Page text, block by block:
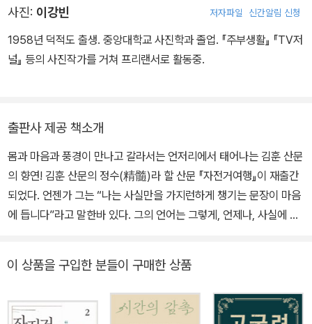
상, 가톨릭문학상 등을 수상했다.
사진: 이강빈 저자파일 신간알림 신청
1958년 덕적도 출생. 중앙대학교 사진학과 졸업. 『주부생활』 『TV저
널』 등의 사진작가를 거쳐 프리랜서로 활동중.
출판사 제공 책소개
몸과 마음과 풍경이 만나고 갈라서는 언저리에서 태어나는 김훈 산문
의 향연! 김훈 산문의 정수(精髓)라 할 산문 『자전거여행』이 재출간
되었다. 언젠가 그는 “나는 사실만을 가지런하게 챙기는 문장이 마음
에 듭니다”라고 말한바 있다. 그의 언어는 그렇게, 언제나, 사실에 가
적으로 진술하려는 그의 언어는, 화려한 미사여구 없이 정확한 사실
을 지시하는 그의 언어는, 바로 그 때문에 오히려 한없이 아름답다. 엄
격히 길에 대해서, 풍경에 대해서만 말하는 그의 글 속에는, 그러나 어
이 상품을 구입한 분들이 구매한 상품